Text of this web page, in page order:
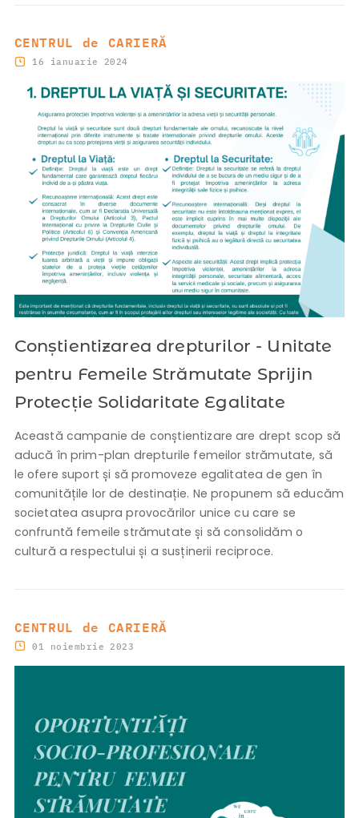
CENTRUL de CARIERĂ
16 ianuarie 2024
Conștientizarea drepturilor - Unitate
pentru Femeile Strămutate Sprijin
Protecție Solidaritate Egalitate
Această campanie de conștientizare are drept scop să
aducă în prim-plan drepturile femeilor strămutate, să
le ofere suport și să promoveze egalitatea de gen în
comunitățile lor de destinație. Ne propunem să educăm
societatea asupra provocărilor unice cu care se
confruntă femeile strămutate și să consolidăm o
cultură a respectului și a susținerii reciproce.
CENTRUL de CARIERĂ
01 noiembrie 2023